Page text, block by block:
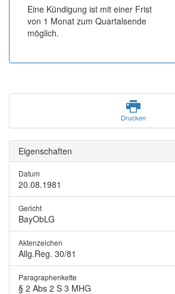
Eine Kündigung ist mit einer Frist
von 1 Monat zum Quartalsende
möglich.
Drucken
Eigenschaften
Datum
20.08.1981
Gericht
BayObLG
Aktenzeichen
Allg.Reg. 30/81
Paragraphenkette
§ 2 Abs 2 S 3 MHG